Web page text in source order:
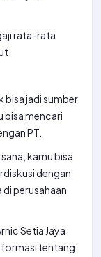
rata-rata
bisa jadi sumber
bisa mencari
PT.
kamu bisa
dengan
perusahaan
Setia Jaya
tentang